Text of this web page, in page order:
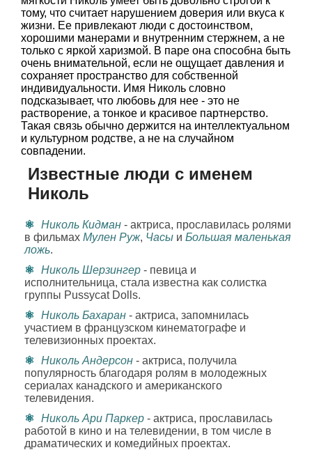
тому, что считает нарушением доверия или вкуса к
жизни. Ее привлекают люди с достоинством,
хорошими манерами и внутренним стержнем, а не
только с яркой харизмой. В паре она способна быть
очень внимательной, если не ощущает давления и
сохраняет пространство для собственной
индивидуальности. Имя Николь словно
подсказывает, что любовь для нее - это не
растворение, а тонкое и красивое партнерство.
Такая связь обычно держится на интеллектуальном
и культурном родстве, а не на случайном
совпадении.
Известные люди с именем
Николь
Николь Кидман - актриса, прославилась ролями
в фильмах Мулен Руж, Часы и Большая маленькая
ложь.
Николь Шерзингер - певица и
исполнительница, стала известна как солистка
группы Pussycat Dolls.
Николь Бахаран - актриса, запомнилась
участием в французском кинематографе и
телевизионных проектах.
Николь Андерсон - актриса, получила
популярность благодаря ролям в молодежных
сериалах канадского и американского
телевидения.
Николь Ари Паркер - актриса, прославилась
работой в кино и на телевидении, в том числе в
драматических и комедийных проектах.